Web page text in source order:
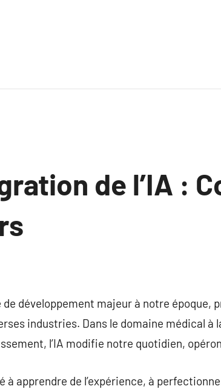
de l’IA :
de développement majeur à notre époque,
industries. Dans le domaine médical à
l’IA modifie notre quotidien,
à apprendre de l’expérience, à